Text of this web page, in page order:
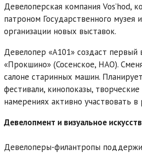
Девелоперская компания Vos’hod,
патроном Государственного музея
организации новых выставок.
Девелопер «А101» создаст
«Прокшино» (Сосенское, НАО).
салоне старинных машин.
фестивали, кинопоказы,
намерениях активно участвовать
Девелопмент и визуальное
Девелоперы-филантропы